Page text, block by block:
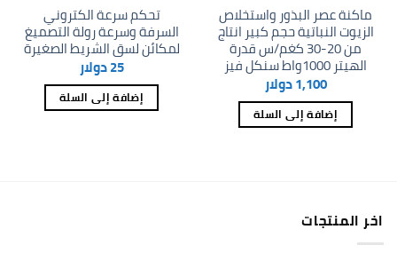
ماكنة عصر البذور واستخلاص
الزيوت النباتية حجم كبير انتاج
من 20-30 كغم/س قدرة
الهيتر 1000واط سنكل فيز
1,100دولار
إضافة إلى السلة
تحكم سرعة الكتروني
السرفة وسرعة رولة التصميغ
لمكائن لسق الشريط الصغيرة
25دولار
إضافة إلى السلة
اخر المنتجات